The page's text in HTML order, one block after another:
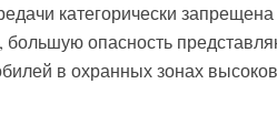
категорически запрещена
опасность
в охранных зонах